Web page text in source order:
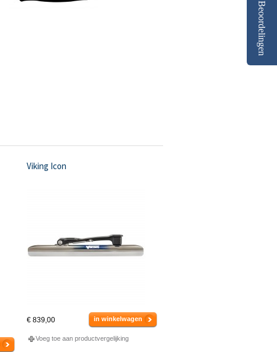
Viking Icon
€ 839,00 in winkelwagen
Voeg toe aan productvergelijking
Beoordelingen